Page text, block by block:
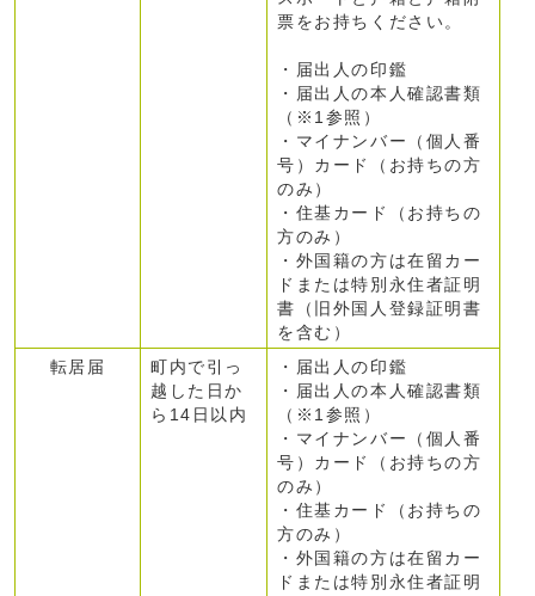
票をお持ちください。
・届出人の印鑑
・届出人の本人確認書類
（※1参照）
・マイナンバー（個人番
号）カード（お持ちの方
のみ）
・住基カード（お持ちの
方のみ）
・外国籍の方は在留カー
ドまたは特別永住者証明
書（旧外国人登録証明書
を含む）
転居届
町内で引っ
越した日か
ら14日以内
・届出人の印鑑
・届出人の本人確認書類
（※1参照）
・マイナンバー（個人番
号）カード（お持ちの方
のみ）
・住基カード（お持ちの
方のみ）
・外国籍の方は在留カー
ドまたは特別永住者証明